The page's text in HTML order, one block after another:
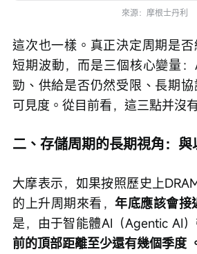
來源：摩根士丹利
這次也一樣。真正決定周期是
短期波動，而是三個核心變量
勁、供給是否仍然受限、長期
可見度。從目前看，這三點并沒
二、存儲周期的長期視角：與
大摩表示，如果按照歷史上
的上升周期來看， 年底應該會接
是，由于智能體AI（Agentic AI）
前的頂部距離至少還有幾個季度